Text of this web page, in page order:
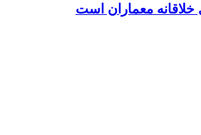
معماران است